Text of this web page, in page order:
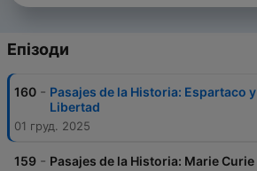
Епізоди
160 - Pasajes de la Historia: Espartaco
Libertad
01 груд. 2025
159 - Pasajes de la Historia: Marie Curie